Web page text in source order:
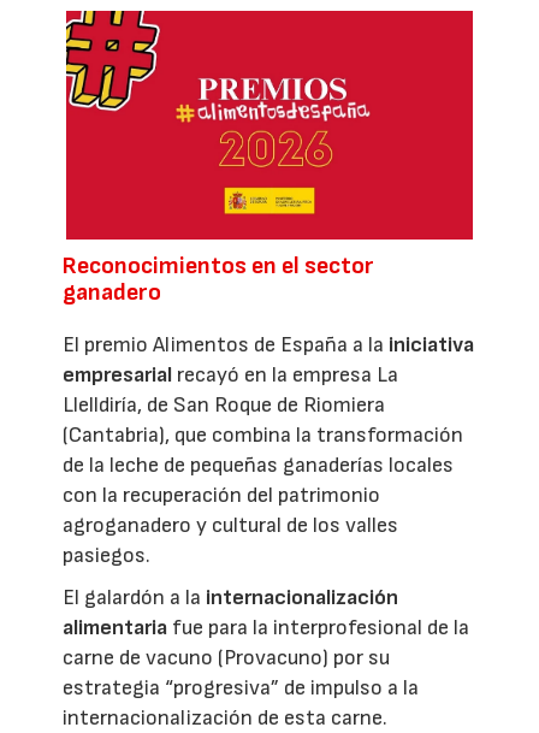
Reconocimientos en el sector
ganadero
El premio Alimentos de España a la iniciativa
empresarial recayó en la empresa La
Llelldiría, de San Roque de Riomiera
(Cantabria), que combina la transformación
de la leche de pequeñas ganaderías locales
con la recuperación del patrimonio
agroganadero y cultural de los valles
pasiegos.
El galardón a la internacionalización
alimentaria fue para la interprofesional de la
carne de vacuno (Provacuno) por su
estrategia “progresiva” de impulso a la
internacionalización de esta carne.